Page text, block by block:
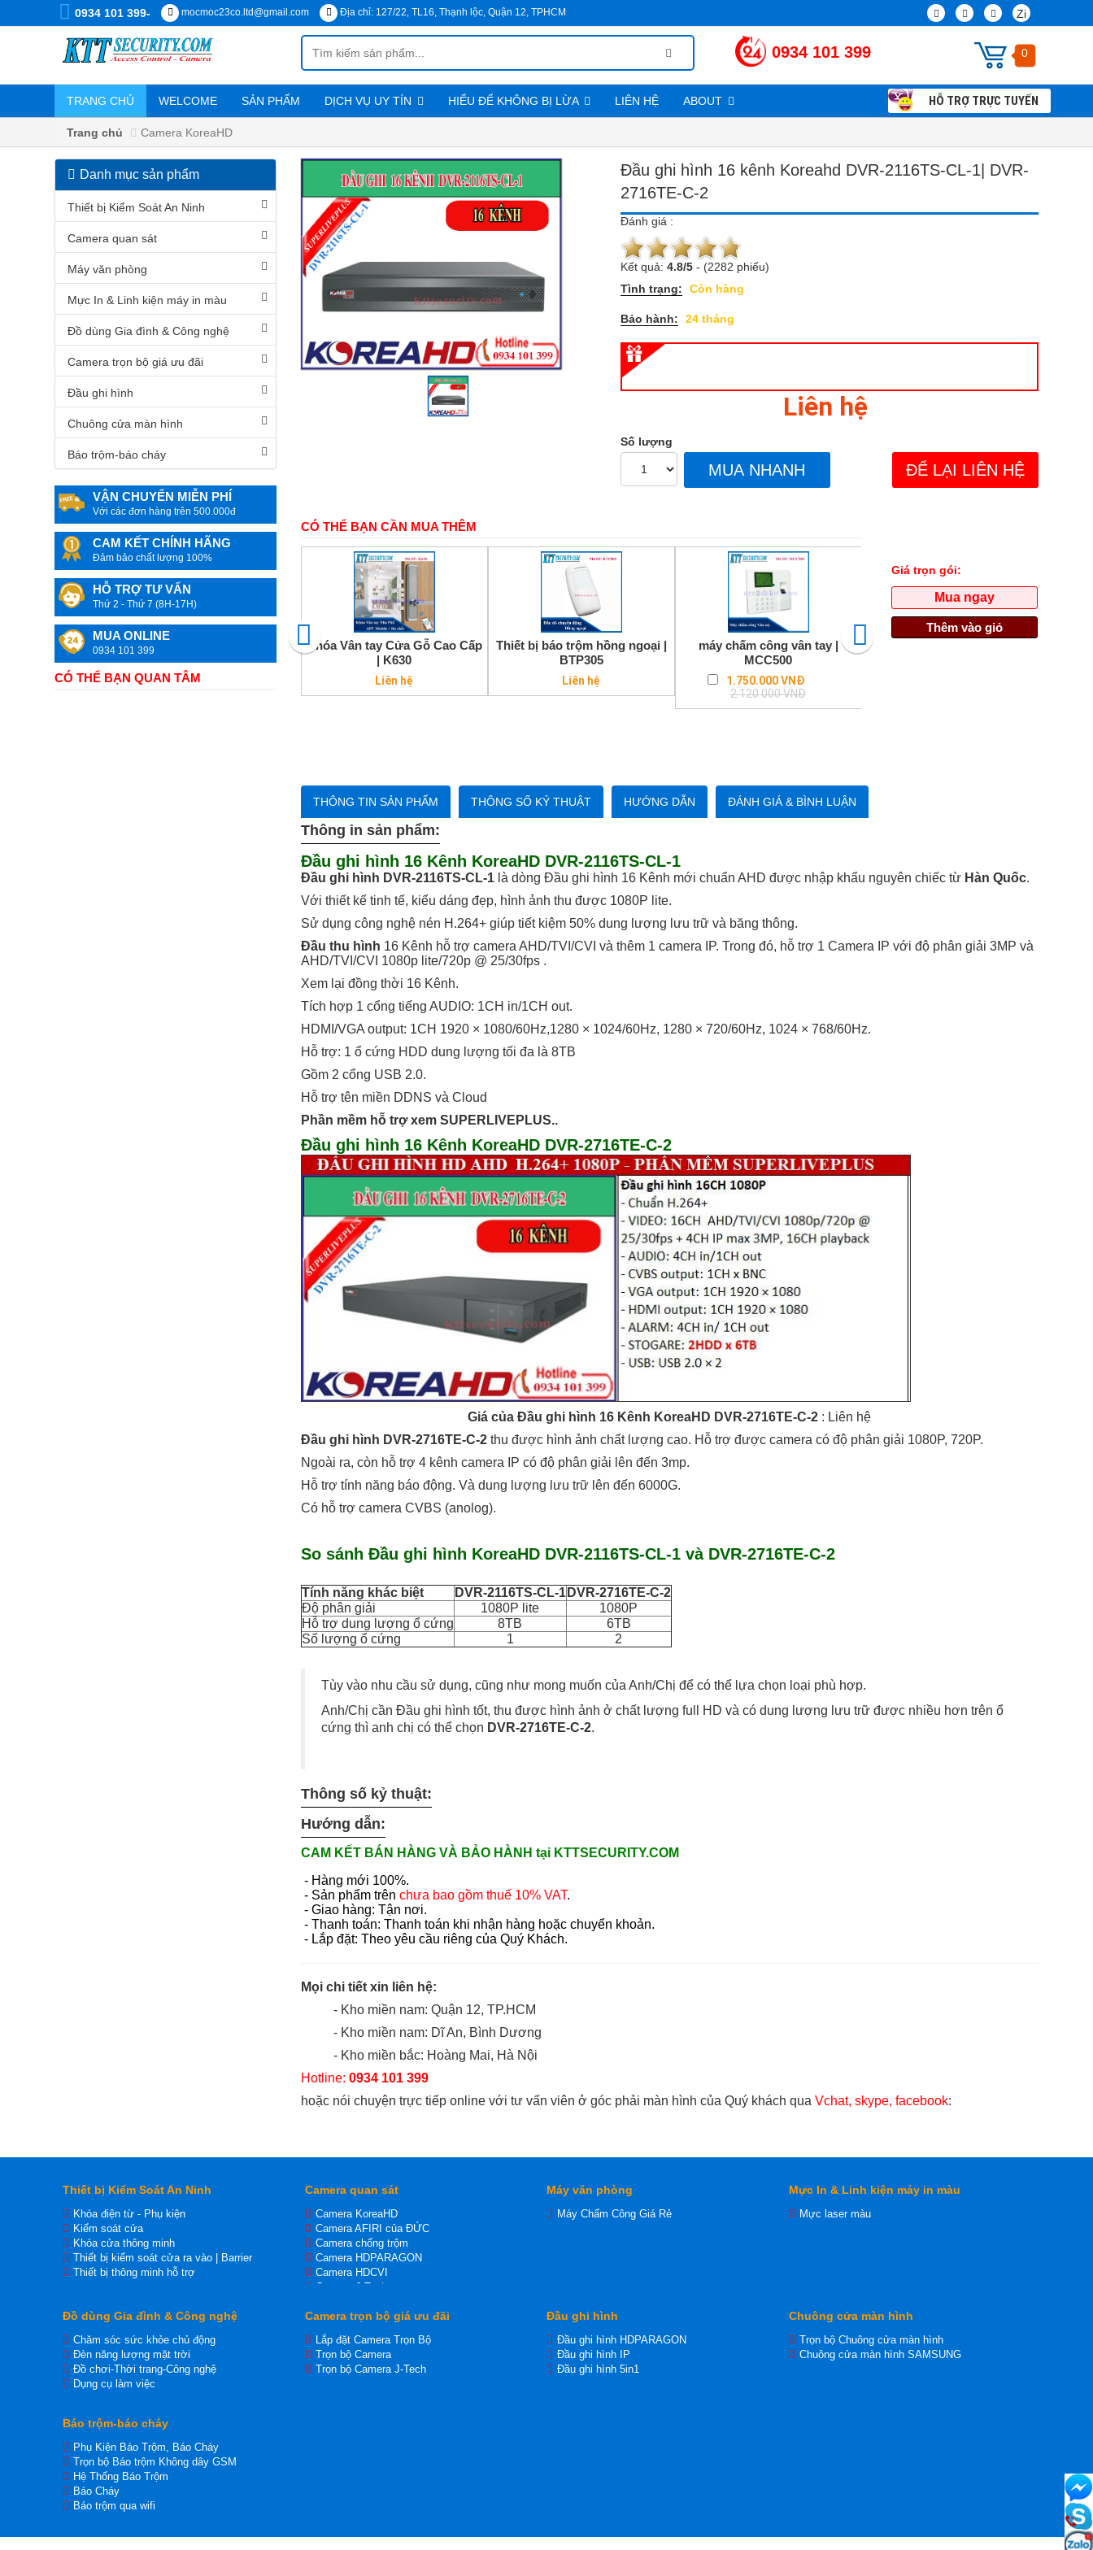
0934 101 399- mocmoc23co.ltd@gmail.com Địa chỉ: 127/22, TL16, Thạnh lộc, Quận 12, TPHCM Zi
0934 101 399 0
TRANG CHỦ WELCOME SẢN PHẨM DỊCH VỤ UY TÍN HIỂU ĐỂ KHÔNG BỊ LỪA LIÊN HỆ ABOUT HỖ TRỢ TRỰC TUYẾN
Trang chủ Camera KoreaHD
DANH
Soát
Ninh
Camera
phòng
Mực
Linh
màu
dùng
Công
Danh mục sản phẩm
Thiết bị Kiểm Soát An Ninh
Camera quan sát
Máy văn phòng
Mực In & Linh kiện máy in màu
Đồ dùng Gia đình & Công nghệ
Camera trọn bộ giá ưu đãi
Đầu ghi hình
Chuông cửa màn hình
SAMSUNG
Báo trộm-báo cháy
Trọn bộ Báo trộm Không dây
VẬN CHUYỂN MIỄN PHÍ
Với các đơn hàng trên 500.000đ
CAM KẾT CHÍNH HÃNG
Đảm bảo chất lượng 100%
HỖ TRỢ TƯ VẤN
Thứ 2 - Thứ 7 (8H-17H)
MUA ONLINE
0934 101 399
CÓ THỂ BẠN QUAN TÂM
Đầu ghi hình 16 kênh Koreahd DVR-2116TS-CL-1| DVR-
2716TE-C-2
Đánh giá :
Kết quả: 4.8/5 - (2282 phiếu)
Tình trạng:
Còn hàng
Bảo hành: 24 tháng
Liên hệ
Số lượng
MUA NHANH ĐỂ LẠI LIÊN HỆ
CÓ THỂ BẠN CẦN MUA THÊM
Khóa Vân tay Cửa Gỗ Cao Cấp
| K630
Liên hệ
Thiết bị báo trộm hồng ngoại |
BTP305
Liên hệ
máy chấm công vân tay |
MCC500
1.750.000 VNĐ
price
2.120.000 VNĐ
Giá trọn gói:
Mua ngay
Thêm vào giỏ
THÔNG TIN SẢN PHẨM THÔNG SỐ KỶ THUẬT HƯỚNG DẪN ĐÁNH GIÁ & BÌNH LUẬN
Thông in sản phẩm:
Đầu ghi hình 16 Kênh KoreaHD DVR-2116TS-CL-1
Đầu ghi hình DVR-2116TS-CL-1là dòng Đầu ghi hình 16 Kênh mới chuẩn AHD được nhập khẩu nguyên chiếc từ Hàn Quốc.
Với thiết kế tinh tế, kiểu dáng đẹp, hình ảnh thu được 1080P lite.
Sử dụng công nghệ nén H.264+ giúp tiết kiệm 50% dung lượng lưu trữ và băng thông.
Đầu thu hình 16 Kênh hỗ trợ camera AHD/TVI/CVI và thêm 1 camera IP. Trong đó, hỗ trợ 1 Camera IP với độ phân giải 3MP và
AHD/TVI/CVI 1080p lite/720p @ 25/30fps .
Xem lại đồng thời 16 Kênh.
Tích hợp 1 cổng tiếng AUDIO: 1CH in/1CH out.
HDMI/VGA output: 1CH 1920 × 1080/60Hz,1280 × 1024/60Hz, 1280 × 720/60Hz, 1024 × 768/60Hz.
Hỗ trợ: 1 ổ cứng HDD dung lượng tối đa là 8TB
Gồm 2 cổng USB 2.0.
Hỗ trợ tên miền DDNS và Cloud
Phần mềm hỗ trợ xem SUPERLIVEPLUS..
Đầu ghi hình 16 Kênh KoreaHD DVR-2716TE-C-2
Giá của Đầu ghi hình 16 Kênh KoreaHD DVR-2716TE-C-2 : Liên hệ
Đầu ghi hình DVR-2716TE-C-2thu được hình ảnh chất lượng cao. Hỗ trợ được camera có độ phân giải 1080P, 720P.
Ngoài ra, còn hỗ trợ 4 kênh camera IP có độ phân giải lên đến 3mp.
Hỗ trợ tính năng báo động. Và dung lượng lưu trữ lên đến 6000G.
Có hỗ trợ camera CVBS (anolog).
So sánh Đầu ghi hình KoreaHD DVR-2116TS-CL-1 và DVR-2716TE-C-2
Tính năng khác biệt DVR-2116TS-CL-1 DVR-2716TE-C-2
Độ phân giải
1080P lite
1080P
Hỗ trợ dung lượng ổ cứng
8TB
6TB
Số lượng ổ cứng
1 2
Tùy vào nhu cầu sử dụng, cũng như mong muốn của Anh/Chị để có thể lựa chọn loại phù hợp.
Anh/Chị cần Đầu ghi hình tốt, thu được hình ảnh ở chất lượng full HD và có dung lượng lưu trữ được nhiều hơn trên ổ
cứng thì anh chị có thể chọn DVR-2716TE-C-2.
Thông số kỷ thuật:
Hướng dẫn:
CAM KẾT BÁN HÀNG VÀ BẢO HÀNH tại KTTSECURITY.COM
- Hàng mới 100%.
- Sản phẩm trên chưa bao gồm thuế 10% VAT.
- Giao hàng: Tận nơi.
- Thanh toán: Thanh toán khi nhận hàng hoặc chuyển khoản.
- Lắp đặt: Theo yêu cầu riêng của Quý Khách.
Mọi chi tiết xin liên hệ:
- Kho miền nam: Quận 12, TP.HCM
- Kho miền nam: Dĩ An, Bình Dương
- Kho miền bắc: Hoàng Mai, Hà Nội
Hotline: 0934 101 399
hoặc nói chuyện trực tiếp online với tư vấn viên ở góc phải màn hình của Quý khách qua Vchat, skype, facebook:
Thiết bị Kiểm Soát An Ninh
Khóa điện từ - Phụ kiện
Kiểm soát cửa
Khóa cửa thông minh
Thiết bị kiểm soát cửa ra vào | Barrier
Thiết bị thông minh hỗ trợ
Camera quan sát
Camera KoreaHD
Camera AFIRI của ĐỨC
Camera chống trộm
Camera HDPARAGON
Camera HDCVI
Camera J-Tech
Camera Ip Wifi dùng thẻ nhớ
Camera HDTVI
Máy văn phòng
Máy Chấm Công Giá Rẻ
Mực In & Linh kiện máy in màu
Mực laser màu
Đồ dùng Gia đình & Công nghệ
Chăm sóc sức khỏe chủ động
Đèn năng lượng mặt trời
Đồ chơi-Thời trang-Công nghệ
Dụng cụ làm việc
Camera trọn bộ giá ưu đãi
Lắp đặt Camera Trọn Bộ
Trọn bộ Camera
Trọn bộ Camera J-Tech
Đầu ghi hình
Đầu ghi hình HDPARAGON
Đầu ghi hình IP
Đầu ghi hình 5in1
Chuông cửa màn hình
Trọn bộ Chuông cửa màn hình
Chuông cửa màn hình SAMSUNG
Báo trộm-báo cháy
Phụ Kiện Báo Trộm, Báo Cháy
Trọn bộ Báo trộm Không dây GSM
Hệ Thống Báo Trộm
Báo Cháy
Báo trộm qua wifi